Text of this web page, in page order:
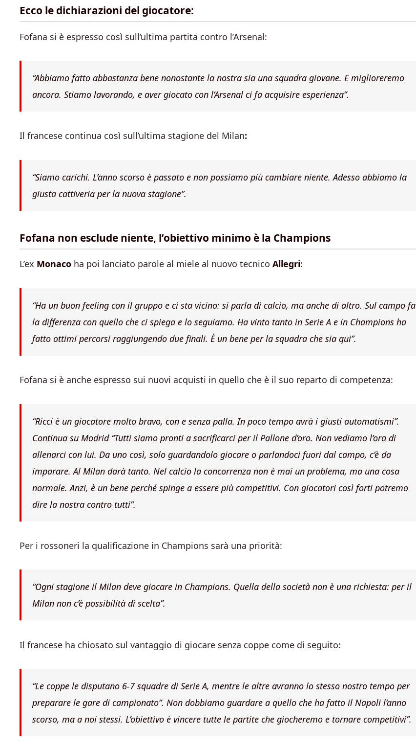
Ecco le dichiarazioni del giocatore:
Fofana si è espresso così sull’ultima partita contro l’Arsenal:
“Abbiamo fatto abbastanza bene nonostante la nostra sia una squadra giovane. E miglioreremo
ancora. Stiamo lavorando, e aver giocato con l’Arsenal ci fa acquisire esperienza”.
Il francese continua così sull’ultima stagione del Milan:
“Siamo carichi. L’anno scorso è passato e non possiamo più cambiare niente. Adesso abbiamo la
giusta cattiveria per la nuova stagione”.
Fofana non esclude niente, l’obiettivo minimo è la Champions
L’ex Monaco ha poi lanciato parole al miele al nuovo tecnico Allegri:
“Ha un buon feeling con il gruppo e ci sta vicino: si parla di calcio, ma anche di altro. Sul campo fa
la differenza con quello che ci spiega e lo seguiamo. Ha vinto tanto in Serie A e in Champions ha
fatto ottimi percorsi raggiungendo due finali. È un bene per la squadra che sia qui”.
Fofana si è anche espresso sui nuovi acquisti in quello che è il suo reparto di competenza:
“Ricci è un giocatore molto bravo, con e senza palla. In poco tempo avrà i giusti automatismi”.
Continua su Modrid “Tutti siamo pronti a sacrificarci per il Pallone d’oro. Non vediamo l’ora di
allenarci con lui. Da uno così, solo guardandolo giocare o parlandoci fuori dal campo, c’è da
imparare. Al Milan darà tanto. Nel calcio la concorrenza non è mai un problema, ma una cosa
normale. Anzi, è un bene perché spinge a essere più competitivi. Con giocatori così forti potremo
dire la nostra contro tutti”.
Per i rossoneri la qualificazione in Champions sarà una priorità:
“Ogni stagione il Milan deve giocare in Champions. Quella della società non è una richiesta: per il
Milan non c’è possibilità di scelta”.
Il francese ha chiosato sul vantaggio di giocare senza coppe come di seguito:
“Le coppe le disputano 6-7 squadre di Serie A, mentre le altre avranno lo stesso nostro tempo per
preparare le gare di campionato”. Non dobbiamo guardare a quello che ha fatto il Napoli l’anno
scorso, ma a noi stessi. L’obiettivo è vincere tutte le partite che giocheremo e tornare competitivi”.